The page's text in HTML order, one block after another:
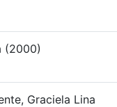
(2000)
Graciela Lina